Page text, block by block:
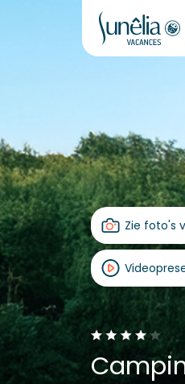
Zie foto's